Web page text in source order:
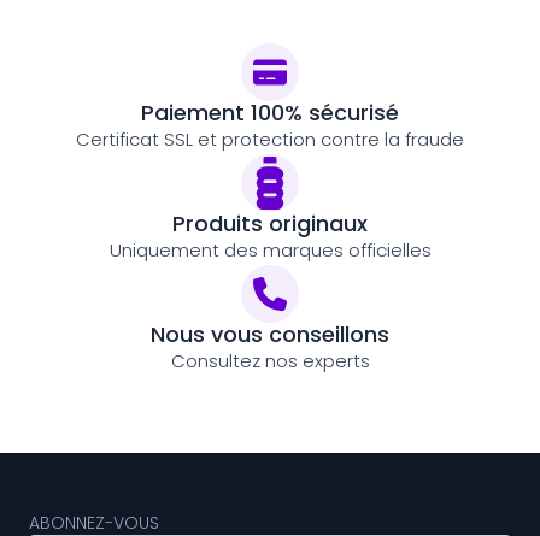
Paiement 100% sécurisé
Certificat SSL et protection contre la fraude
Produits originaux
Uniquement des marques officielles
Nous vous conseillons
Consultez nos experts
ABONNEZ-VOUS